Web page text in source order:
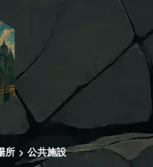
所 公共施設